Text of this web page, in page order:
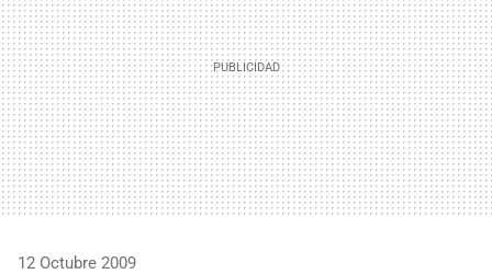
12 Octubre 2009